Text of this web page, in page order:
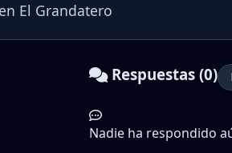
El Grandatero
Respuestas (0)
Nadie ha respondido